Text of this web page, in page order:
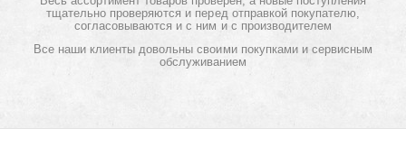
тщательно проверяются и перед отправкой покупателю,
согласовываются и с ним и с производителем
Все наши клиенты довольны своими покупками и сервисным
обслуживанием